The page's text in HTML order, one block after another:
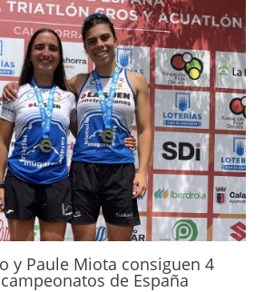
y Paule Miota consiguen 4
de España